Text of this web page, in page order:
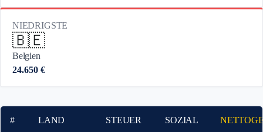
NIEDRIGSTE
🇧🇪
Belgien
24.650 €
# LAND STEUER SOZIAL